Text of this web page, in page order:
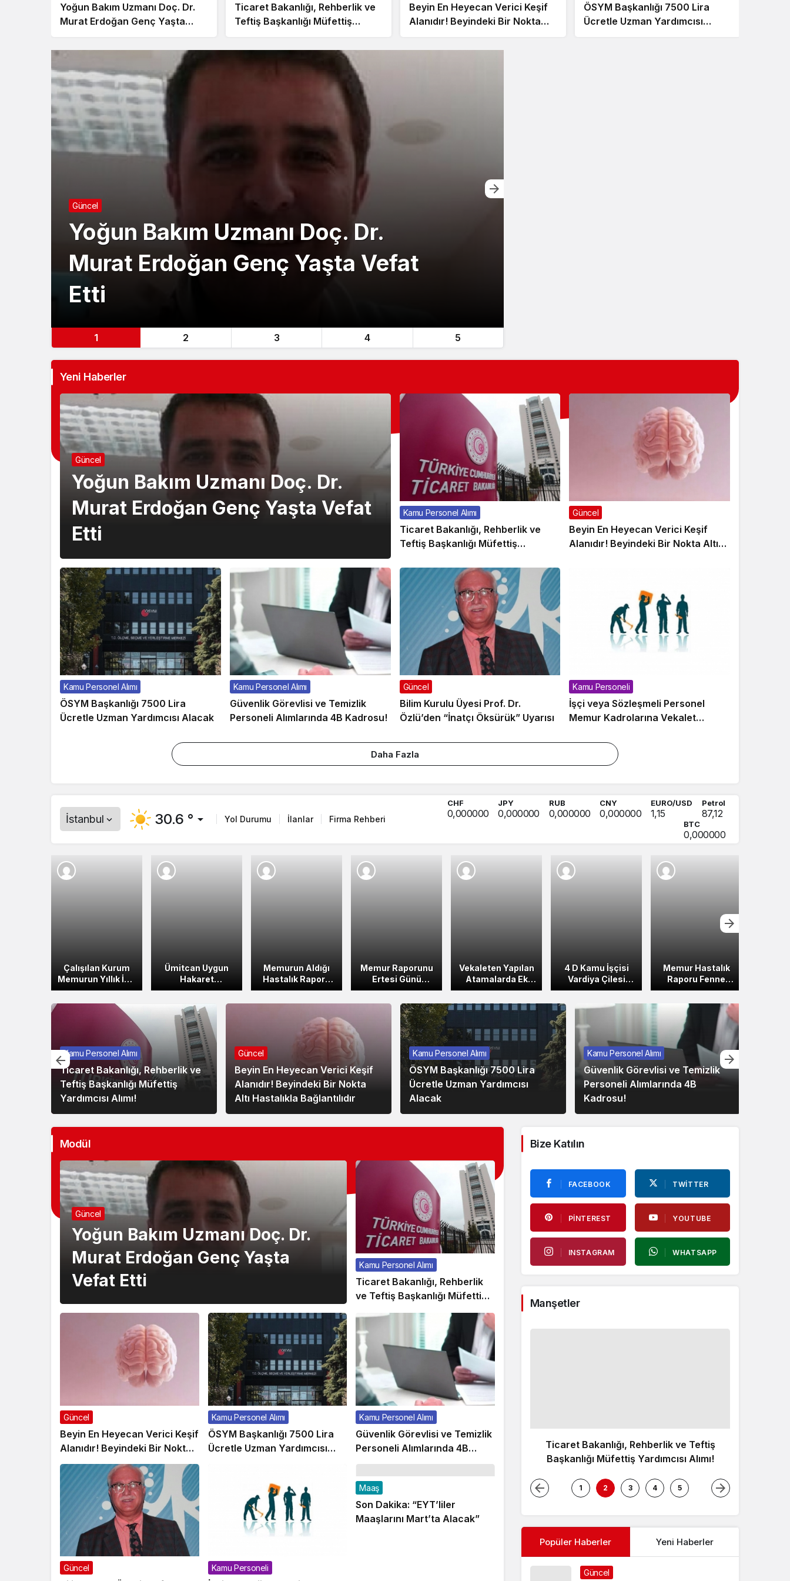
Yoğun Bakım Uzmanı Doç. Dr.
Murat Erdoğan Genç Yaşta
Ticaret Bakanlığı, Rehberlik ve
Teftiş Başkanlığı Müfettiş
Beyin En Heyecan Verici Keşif
Alanıdır! Beyindeki Bir Nokta
ÖSYM Başkanlığı 7500 Lira
Ücretle Uzman Yardımcısı
Güncel
Yoğun Bakım Uzmanı Doç. Dr.
Murat Erdoğan Genç Yaşta Vefat
Etti
1 2 3 4 5
Yeni Haberler
Güncel
Yoğun Bakım Uzmanı Doç. Dr.
Murat Erdoğan Genç Yaşta Vefat
Etti
Kamu Personel Alımı
Ticaret Bakanlığı, Rehberlik ve
Teftiş Başkanlığı Müfettiş
Güncel
Beyin En Heyecan Verici Keşif
Alanıdır! Beyindeki Bir Nokta Altı
Kamu Personel Alımı
ÖSYM Başkanlığı 7500 Lira
Ücretle Uzman Yardımcısı Alacak
Kamu Personel Alımı
Güvenlik Görevlisi ve Temizlik
Personeli Alımlarında 4B Kadrosu!
Güncel
Bilim Kurulu Üyesi Prof. Dr.
Özlü’den “İnatçı Öksürük” Uyarısı
Kamu Personeli
İşçi veya Sözleşmeli Personel
Memur Kadrolarına Vekalet
Daha Fazla
İstanbul 30.6 ° Yol Durumu İlanlar Firma Rehberi
CHF
0,000000
JPY
0,000000
RUB
0,000000
CNY
0,000000
EURO/USD
1,15
Petrol
87,12
BTC
0,000000
Çalışılan Kurum
Memurun Yıllık İzin
Süresine
Karışamaz!
Ümitcan Uygun
Hakaret
Edenlerden 5 Bin
Memurun Aldığı
Hastalık Raporu
Usule Uygun
Olmalıdır!
Memur Raporunu
Ertesi Günü
Teslim Etmesi
Gerekir!
Vekaleten Yapılan
Atamalarda Ek
Ödeme Farkı
Verilir!
4 D Kamu İşçisi
Vardiya Çilesi
Bitiyor!
Memur Hastalık
Raporu Fenne
Uygun Olmalıdır!
Kamu Personel Alımı
Ticaret Bakanlığı, Rehberlik ve
Teftiş Başkanlığı Müfettiş
Yardımcısı Alımı!
Güncel
Beyin En Heyecan Verici Keşif
Alanıdır! Beyindeki Bir Nokta
Altı Hastalıkla Bağlantılıdır
Kamu Personel Alımı
ÖSYM Başkanlığı 7500 Lira
Ücretle Uzman Yardımcısı
Alacak
Kamu Personel Alımı
Güvenlik Görevlisi ve Temizlik
Personeli Alımlarında 4B
Kadrosu!
Modül
Güncel
Yoğun Bakım Uzmanı Doç. Dr.
Murat Erdoğan Genç Yaşta
Vefat Etti
Kamu Personel Alımı
Ticaret Bakanlığı, Rehberlik
ve Teftiş Başkanlığı Müfettiş
Güncel
Beyin En Heyecan Verici Keşif
Alanıdır! Beyindeki Bir Nokta
Altı Hastalıkla Bağlantılıdır
Kamu Personel Alımı
ÖSYM Başkanlığı 7500 Lira
Ücretle Uzman Yardımcısı
Kamu Personel Alımı
Güvenlik Görevlisi ve Temizlik
Personeli Alımlarında 4B
Kadrosu!
Güncel Kamu Personeli
Maaş
Son Dakika: “EYT’liler
Maaşlarını Mart’ta Alacak”
Bize Katılın
FACEBOOK TWITTER
PINTEREST YOUTUBE
INSTAGRAM WHATSAPP
Manşetler
Yoğun Bakım Uzmanı Doç. Dr. Murat
Popüler Haberler Yeni Haberler
Güncel
Yoğun Bakım Uzmanı Doç. Dr.
Vefat Etti
Özlük Hakları
Refakat İzni Raporunda Olması
Gerekenler!